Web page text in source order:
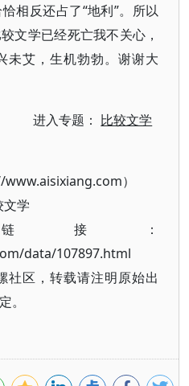
相反还占了“地利”。所以
文学已经死亡我不关心，
未艾，生机勃勃。谢谢大
进入专题： 比较文学
）
文学
接：
data/107897.html
社区，转载请注明原始出
。